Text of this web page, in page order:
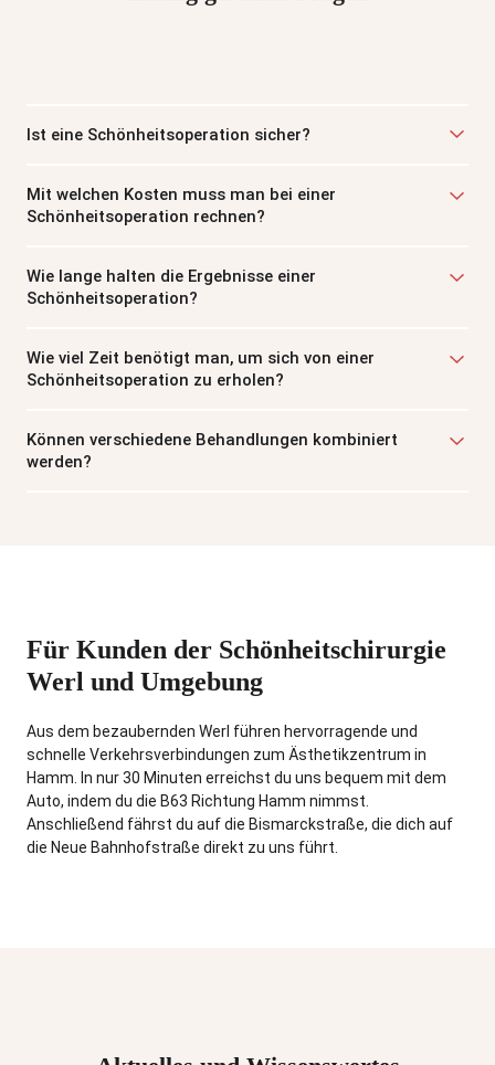
Ist eine Schönheitsoperation sicher?
Mit welchen Kosten muss man bei einer
Schönheitsoperation rechnen?
Wie lange halten die Ergebnisse einer
Schönheitsoperation?
Wie viel Zeit benötigt man, um sich von einer
Schönheitsoperation zu erholen?
Können verschiedene Behandlungen kombiniert
werden?
Für Kunden der Schönheitschirurgie
Werl und Umgebung
Aus dem bezaubernden Werl führen hervorragende und
schnelle Verkehrsverbindungen zum Ästhetikzentrum in
Hamm. In nur 30 Minuten erreichst du uns bequem mit dem
Auto, indem du die B63 Richtung Hamm nimmst.
Anschließend fährst du auf die Bismarckstraße, die dich auf
die Neue Bahnhofstraße direkt zu uns führt.